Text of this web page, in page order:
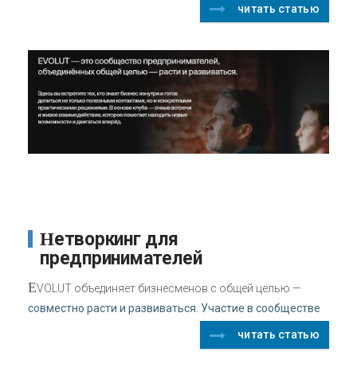
читать статью
Нетворкинг для
предпринимателей
EVOLUT объединяет бизнесменов с общей целью —
совместно расти и развиваться. Участие в сообществе
читать статью